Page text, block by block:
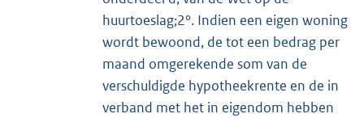
huurtoeslag;2°. Indien een eigen woning
wordt bewoond, de tot een bedrag per
maand omgerekende som van de
verschuldigde hypotheekrente en de in
verband met het in eigendom hebben